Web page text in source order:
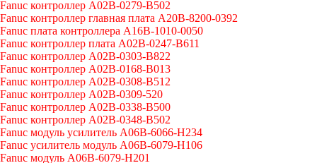
Fanuc контроллер A02B-0279-B502
Fanuc контроллер главная плата A20B-8200-0392
Fanuc плата контроллера A16B-1010-0050
Fanuc контроллер плата A02B-0247-B611
Fanuc контроллер A02B-0303-B822
Fanuc контроллер A02B-0168-B013
Fanuc контроллер A02B-0308-B512
Fanuc контроллер A02B-0309-520
Fanuc контроллер A02B-0338-B500
Fanuc контроллер A02B-0348-B502
Fanuc модуль усилитель A06B-6066-H234
Fanuc усилитель модуль A06B-6079-H106
Fanuc модуль A06B-6079-H201